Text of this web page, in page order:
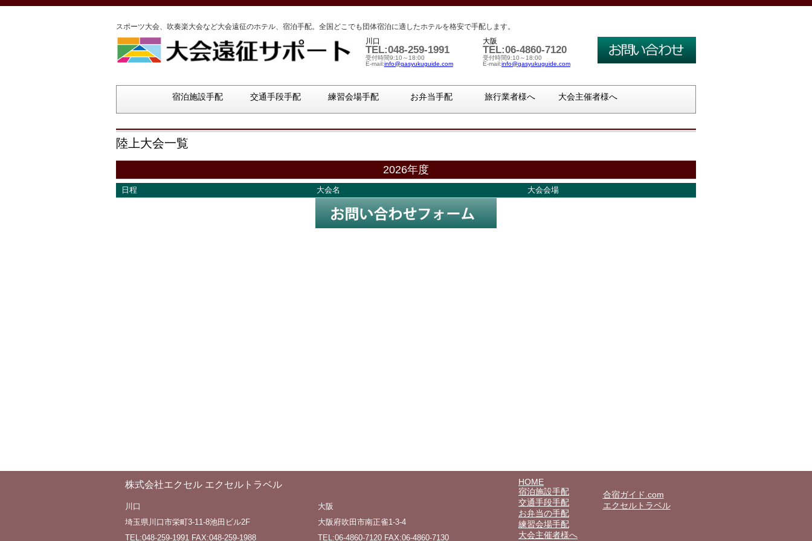
スポーツ大会、吹奏楽大会など大会遠征のホテル、宿泊手配。全国どこでも団体宿泊に適したホテルを格安で手配します。
川口
TEL:048-259-1991
受付時間9:10～18:00
E-mail:info@gasyukuguide.com
大阪
TEL:06-4860-7120
受付時間9:10～18:00
E-mail:info@gasyukuguide.com
宿泊施設手配 交通手段手配 練習会場手配 お弁当手配 旅行業者様へ 大会主催者様へ
陸上大会一覧
2026年度
日程 大会名 大会会場
株式会社エクセル エクセルトラベル
川口
埼玉県川口市栄町3-11-8池田ビル2F
TEL:048-259-1991 FAX:048-259-1988
大阪
大阪府吹田市南正雀1-3-4
TEL:06-4860-7120 FAX:06-4860-7130
HOME
宿泊施設手配
交通手段手配
お弁当の手配
練習会場手配
大会主催者様へ
合宿ガイド.com
エクセルトラベル